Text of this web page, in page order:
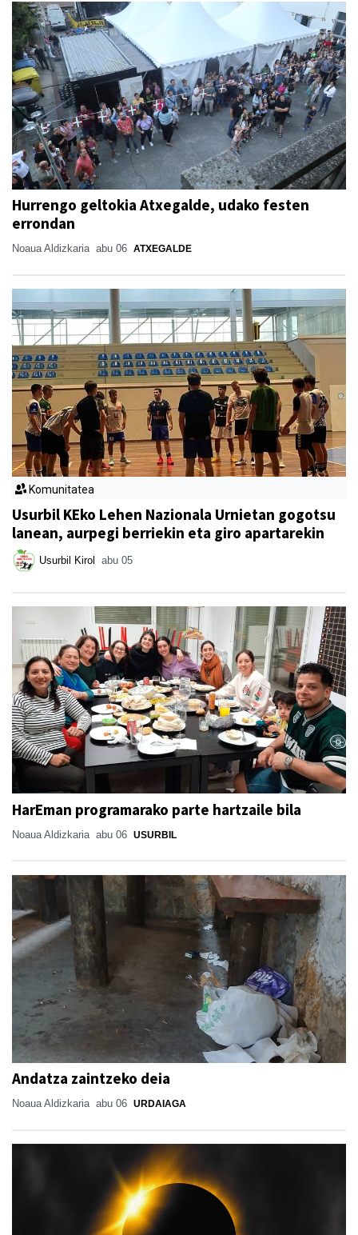
Hurrengo geltokia Atxegalde, udako festen
errondan
Noaua Aldizkaria abu 06 ATXEGALDE
Komunitatea
Usurbil KEko Lehen Nazionala Urnietan gogotsu
lanean, aurpegi berriekin eta giro apartarekin
Usurbil Kirol abu 05
HarEman programarako parte hartzaile bila
Noaua Aldizkaria abu 06 USURBIL
Andatza zaintzeko deia
Noaua Aldizkaria abu 06 URDAIAGA